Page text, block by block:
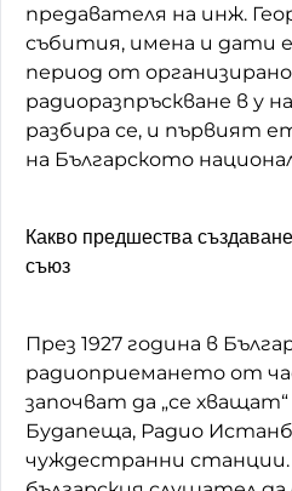
предавателя на инж.
събития, имена и дати
период от
радиоразпръскване в у
разбира се, и първият
на Българското
Какво предшества
съюз
През 1927 година в
радиоприемането от
започват да „се
Будапеща, Радио
чуждестранни